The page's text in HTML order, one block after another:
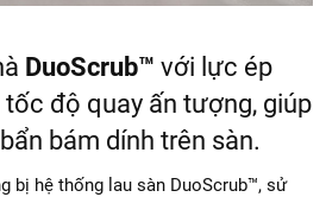
DuoScrub™ với lực ép
độ quay ấn tượng, giúp
bám dính trên sàn.
bị hệ thống lau sàn DuoScrub™, sử